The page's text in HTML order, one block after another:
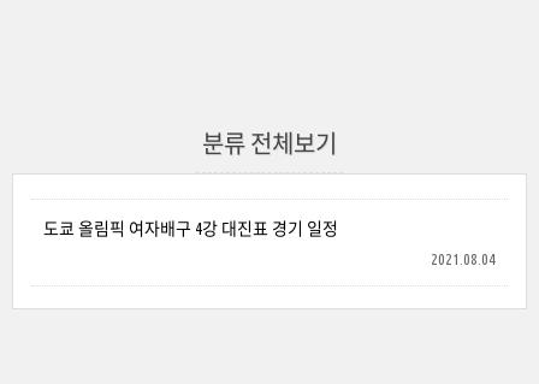
분류 전체보기
도쿄 올림픽 여자배구 4강 대진표 경기 일정
2021.08.04